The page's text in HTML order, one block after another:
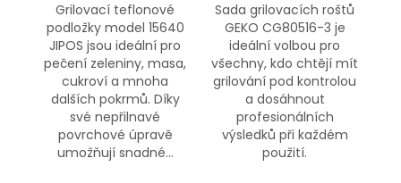
Grilovací teflonové
podložky model 15640
JIPOS jsou ideální pro
pečení zeleniny, masa,
cukroví a mnoha
dalších pokrmů. Díky
své nepřilnavé
povrchové úpravě
umožňují snadné...
Sada grilovacích roštů
GEKO CG80516-3 je
ideální volbou pro
všechny, kdo chtějí mít
grilování pod kontrolou
a dosáhnout
profesionálních
výsledků při každém
použití.